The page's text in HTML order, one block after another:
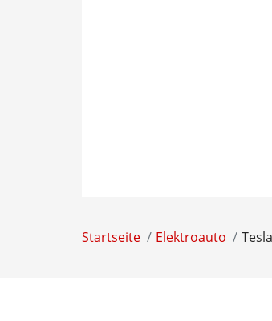
Startseite Elektroauto